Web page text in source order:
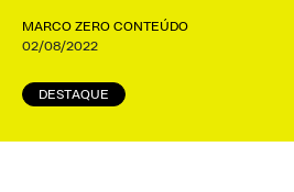
MARCO ZERO CONTEÚDO
02/08/2022
DESTAQUE